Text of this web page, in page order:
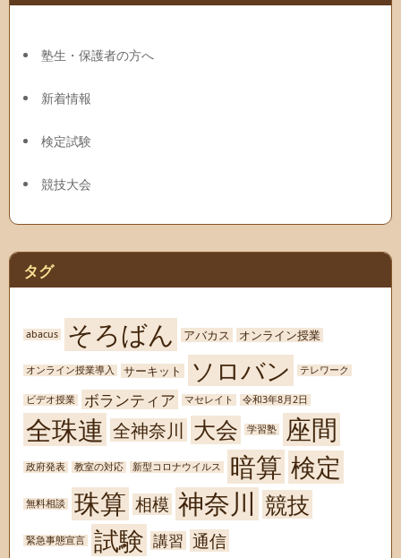
塾生・保護者の方へ
新着情報
検定試験
競技大会
タグ
abacus そろばん アバカス オンライン授業
オンライン授業導入 サーキット ソロバン テレワーク
ビデオ授業 ボランティア マセレイト 令和3年8月2日
全珠連 全神奈川 大会 学習塾 座間
政府発表 教室の対応 新型コロナウイルス 暗算 検定
無料相談 珠算 相模 神奈川 競技
緊急事態宣言 試験 講習 通信